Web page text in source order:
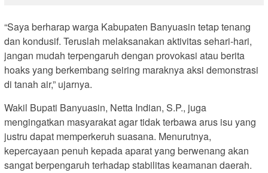
“Saya berharap warga Kabupaten Banyuasin tetap tenang
dan kondusif. Teruslah melaksanakan aktivitas sehari-hari,
jangan mudah terpengaruh dengan provokasi atau berita
hoaks yang berkembang seiring maraknya aksi demonstrasi
di tanah air,” ujarnya.
Wakil Bupati Banyuasin, Netta Indian, S.P., juga
mengingatkan masyarakat agar tidak terbawa arus isu yang
justru dapat memperkeruh suasana. Menurutnya,
kepercayaan penuh kepada aparat yang berwenang akan
sangat berpengaruh terhadap stabilitas keamanan daerah.